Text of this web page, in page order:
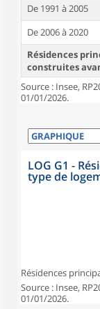
De 1991 à 2005
De 2006 à 2020
Résidences
construites
Source : Insee,
01/01/2026.
LOG G1 -
type de
Résidences
Source : Insee,
01/01/2026.